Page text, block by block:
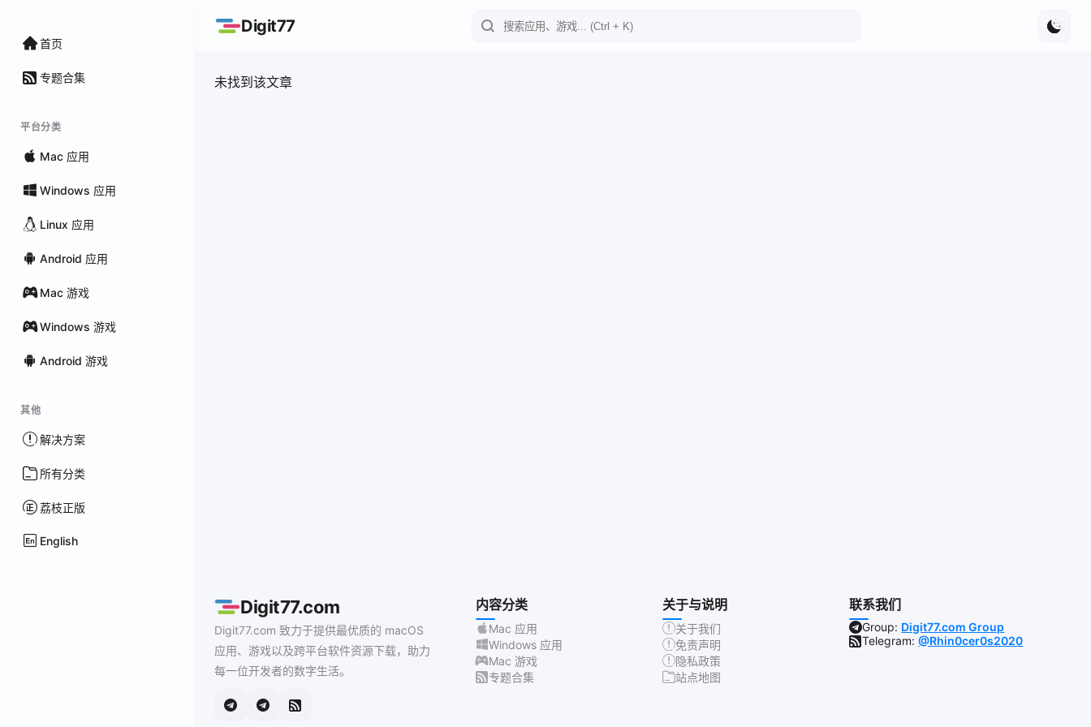
首页
专题合集
平台分类
Mac 应用
Windows 应用
Linux 应用
Android 应用
Mac 游戏
Windows 游戏
Android 游戏
其他
解决方案
所有分类
荔枝正版
English
Digit77
未找到该文章
Digit77.com
Digit77.com 致力于提供最优质的 macOS
应用、游戏以及跨平台软件资源下载，助力
每一位开发者的数字生活。
内容分类
Mac 应用
Windows 应用
Mac 游戏
专题合集
关于与说明
关于我们
免责声明
隐私政策
站点地图
联系我们
Group: Digit77.com Group
Telegram:@Rhin0cer0s2020